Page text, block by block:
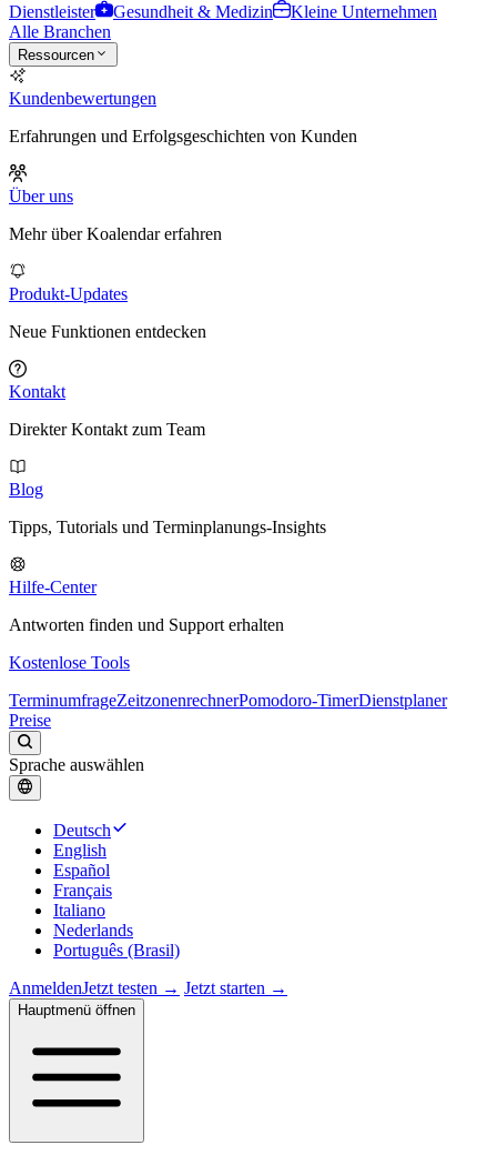
Dienstleister
Gesundheit & Medizin
Kleine Unternehmen
Alle Branchen
Ressourcen
Kundenbewertungen
Erfahrungen und Erfolgsgeschichten von Kunden
Über uns
Mehr über Koalendar erfahren
Produkt-Updates
Neue Funktionen entdecken
Kontakt
Direkter Kontakt zum Team
Blog
Tipps, Tutorials und Terminplanungs-Insights
Hilfe-Center
Antworten finden und Support erhalten
Kostenlose Tools
TerminumfrageZeitzonenrechnerPomodoro-TimerDienstplaner
Preise
Sprache auswählen
Deutsch
English
Español
Français
Italiano
Nederlands
Português (Brasil)
AnmeldenJetzt testen → Jetzt starten →
Hauptmenü öffnen